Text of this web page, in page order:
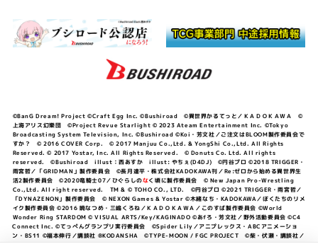
©BanG Dream! Project ©Craft Egg Inc. ©Bushiroad ©異世界かるてっと／ＫＡＤＯＫＡＷＡ ©
上海アリス幻樂団 ©Project Revue Starlight © 2023 Ateam Entertainment Inc. ©Tokyo
Broadcasting System Television, Inc. ©Bushiroad ©Koi・芳文社／ご注文はBLOOM製作委員会で
すか？ © 2016 COVER Corp. © 2017 Manjuu Co.,Ltd. & YongShi Co.,Ltd. All Rights
Reserved. © 2017 Yostar, Inc. All Rights Reserved. © Donuts Co. Ltd. All rights
reserved. ©Bushiroad illust：西あすか illust: やちぇ(D4DJ) ©円谷プロ ©2018 TRIGGER・
雨宮哲／「GRIDMAN」製作委員会 ©長月達平・株式会社KADOKAWA刊／Re:ゼロから始める異世界生
活2製作委員会 ©2020竜騎士07／ひぐらしのなく頃に製作委員会 © New Japan Pro-Wrestling
Co.,Ltd. All right reserved. TM & © TOHO CO., LTD. ©円谷プロ ©2021 TRIGGER・雨宮哲／
「DYNAZENON」製作委員会 © NEXON Games & Yostar ©木緒なち・KADOKAWA／ぼくたちのリメ
イク製作委員会 ©2016 暁なつめ・三嶋くろね／ＫＡＤＯＫＡＷＡ／このすば製作委員会 ©World
Wonder Ring STARDOM © VISUAL ARTS/Key/KAGINADO ©あfろ・芳文社／野外活動委員会 ©C4
Connect Inc. ©てっぺんグランプリ実行委員会 ©Spider Lily／アニプレックス・ABCアニメーショ
ン・BS11 ©福本伸行／講談社 ®KODANSHA ©TYPE-MOON / FGC PROJECT ©柴・伏瀬・講談社／